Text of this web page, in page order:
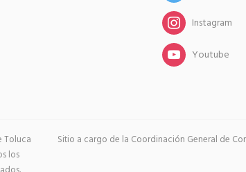
instagramInstagram
instagramYoutube
Sitio a cargo de la Coordinación General de
Toluca
los